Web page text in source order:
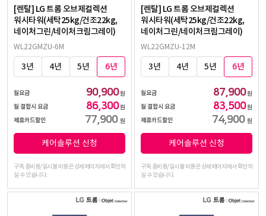
[렌탈] LG 트롬 오브제컬렉션
워시타워(세탁25kg/건조22kg,
네이처그린/네이처크림그레이)
WL22GMZU-6M
3년 4년 5년 6년
월요금 90,900원
월 결합시 요금
86,300원
제휴카드할인
77,900 원
케어솔루션 신청
구독 총비용/일시불 비용은 상세페이지에서 확인하
실 수 있습니다.
[렌탈] LG 트롬 오브제컬렉션
워시타워(세탁25kg/건조22kg,
네이처그린/네이처크림그레이)
WL22GMZU-12M
3년 4년 5년 6년
월요금 87,900원
월 결합시 요금
83,500원
제휴카드할인
74,900 원
케어솔루션 신청
구독 총비용/일시불 비용은 상세페이지에서 확인하
실 수 있습니다.